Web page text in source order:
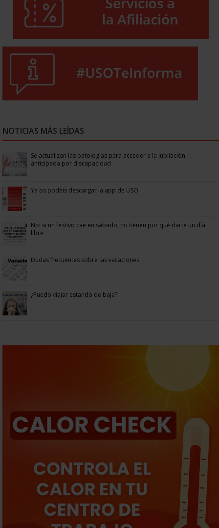
NOTICIAS MÁS LEÍDAS
Se actualizan las patologías para acceder a la jubilación
anticipada por discapacidad
Ya os podéis descargar la app de USO
No: si un festivo cae en sábado, no tienen por qué darte un día
libre
Dudas frecuentes sobre las vacaciones
¿Puedo viajar estando de baja?